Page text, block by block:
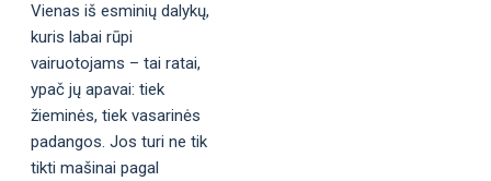
Vienas iš esminių dalykų,
kuris labai rūpi
vairuotojams – tai ratai,
ypač jų apavai: tiek
žieminės, tiek vasarinės
padangos. Jos turi ne tik
tikti mašinai pagal